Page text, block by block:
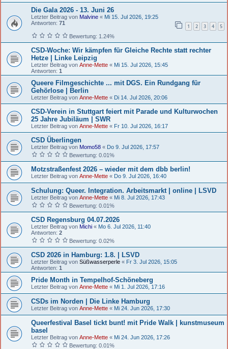
Die Gala 2026 - 13. Juni 26
Letzter Beitrag von Malvine « Mi 15. Jul 2026, 19:25
Antworten: 71 1 2 3 4 5
Bewertung: 1.24%
CSD-Woche: Wir kämpfen für Gleiche Rechte statt rechter
Hetze | Linke Leipzig
Letzter Beitrag von Anne-Mette « Mi 15. Jul 2026, 15:45
Antworten: 1
Queere Filmgeschichte ... mit DGS. Ein Rundgang für
Gehörlose | Berlin
Letzter Beitrag von Anne-Mette « Di 14. Jul 2026, 20:06
CSD-Verein in Stuttgart feiert mit Parade und Kulturwochen
25 Jahre Jubiläum | SWR
Letzter Beitrag von Anne-Mette « Fr 10. Jul 2026, 16:17
CSD Überlingen
Letzter Beitrag von Momo58 « Do 9. Jul 2026, 17:57
Bewertung: 0.01%
Motzstraßenfest 2026 – wieder mit dem dbb berlin!
Letzter Beitrag von Anne-Mette « Do 9. Jul 2026, 16:40
Schulung: Queer. Integration. Arbeitsmarkt | online | LSVD
Letzter Beitrag von Anne-Mette « Mi 8. Jul 2026, 17:43
Bewertung: 0.01%
CSD Regensburg 04.07.2026
Letzter Beitrag von Michi « Mo 6. Jul 2026, 11:40
Antworten: 2
Bewertung: 0.02%
CSD 2026 in Hamburg: 1.8. | LSVD
Letzter Beitrag von Süßwasserperle « Fr 3. Jul 2026, 15:05
Antworten: 1
Pride Month in Tempelhof-Schöneberg
Letzter Beitrag von Anne-Mette « Mi 1. Jul 2026, 17:16
CSDs im Norden | Die Linke Hamburg
Letzter Beitrag von Anne-Mette « Mi 24. Jun 2026, 17:30
Queerfestival Basel tickt bunt! mit Pride Walk | kunstmuseum
basel
Letzter Beitrag von Anne-Mette « Mi 24. Jun 2026, 17:26
Bewertung: 0.01%